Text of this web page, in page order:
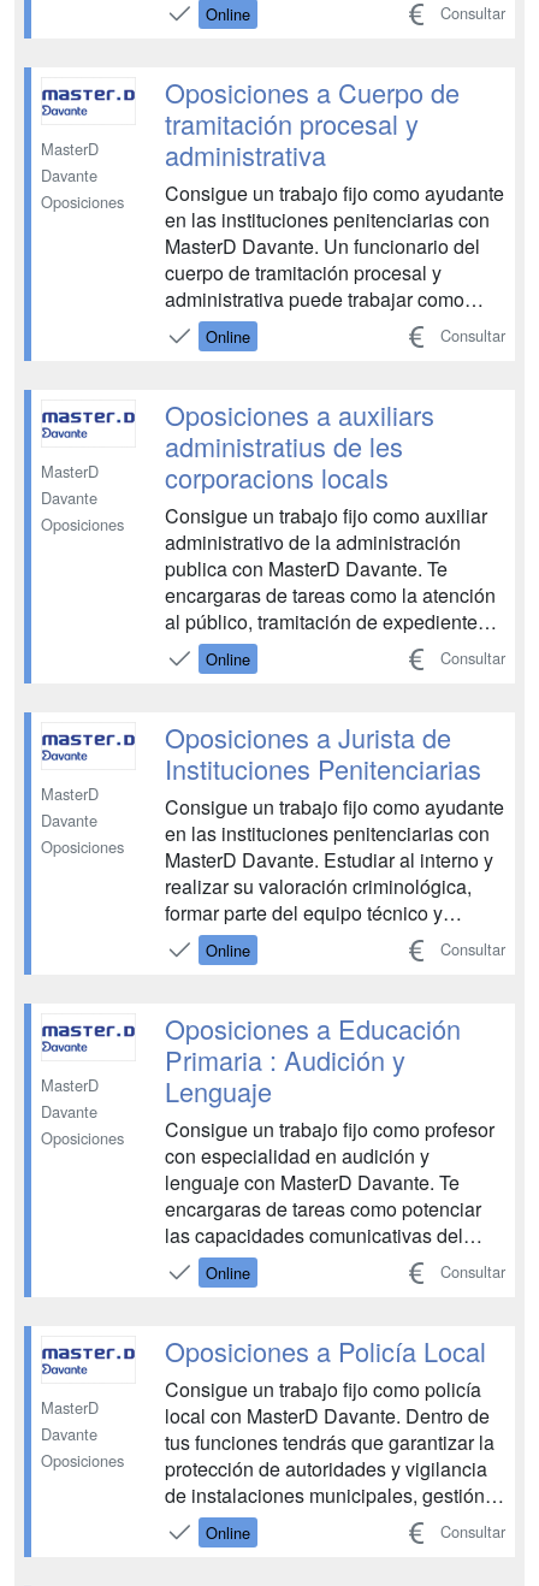
relevancia fiscal, gestión de
embargos, tramitación de
aplazamientos y subastas, así como
revisión de autoliquidaciones y ...
Online Consultar
MasterD
Davante
Oposiciones
Oposiciones a Cuerpo de
tramitación procesal y
administrativa
Consigue un trabajo fijo como ayudante
en las instituciones penitenciarias con
MasterD Davante. Un funcionario del
cuerpo de tramitación procesal y
administrativa puede trabajar como
apoyo a la gestión procesal,
confeccionando documentos, actas y
participa en la formación de autos y
expedientes; registra y clasifi...
Online Consultar
MasterD
Davante
Oposiciones
Oposiciones a auxiliars
administratius de les
corporacions locals
Consigue un trabajo fijo como auxiliar
administrativo de la administración
publica con MasterD Davante. Te
encargaras de tareas como la atención
al público, tramitación de expedientes o
tareas administrativas elementales
entre otras. Además con este curso
competencias 360º para opositores
donde se incluirán contenidos...
Online Consultar
MasterD
Davante
Oposiciones
Oposiciones a Jurista de
Instituciones Penitenciarias
Consigue un trabajo fijo como ayudante
en las instituciones penitenciarias con
MasterD Davante. Estudiar al interno y
realizar su valoración criminológica,
formar parte del equipo técnico y
colaborar en la definición de su
régimen penitenciario, determinando la
regresión de grado y libertad
condicional, redactar ...
Online Consultar
MasterD
Davante
Oposiciones
Oposiciones a Educación
Primaria : Audición y
Lenguaje
Consigue un trabajo fijo como profesor
con especialidad en audición y
lenguaje con MasterD Davante. Te
encargaras de tareas como potenciar
las capacidades comunicativas del
alumno, asesoramiento a padres de
alumnos para potencias las
significativa adecuada a las
necesidades. Además con este curso
tendrás acces...
Online Consultar
MasterD
Davante
Oposiciones
Oposiciones a Policía Local
Consigue un trabajo fijo como policía
local con MasterD Davante. Dentro de
tus funciones tendrás que garantizar la
protección de autoridades y vigilancia
de instalaciones municipales, gestión
del tráfico urbano, investigación de
accidentes y labores de prevención e
Online Consultar